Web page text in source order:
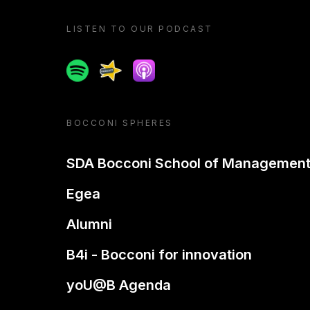
LISTEN TO OUR PODCAST
SpotifySpreakerApple podcast
BOCCONI SPHERES
SDA Bocconi School of Management
Egea
Alumni
B4i - Bocconi for innovation
yoU@B Agenda